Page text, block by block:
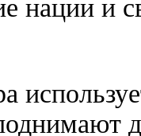
нации и